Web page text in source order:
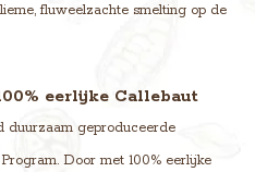
fluweelzachte smelting op de
eerlijke Callebaut
duurzaam geproduceerde
Door met 100% eerlijke